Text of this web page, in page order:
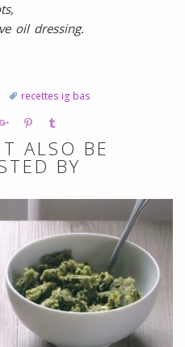
oil dressing.
recettes ig bas
ALSO BE
BY